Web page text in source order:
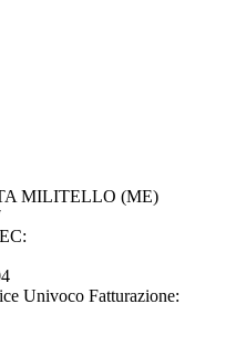
MILITELLO (ME)
Univoco Fatturazione: